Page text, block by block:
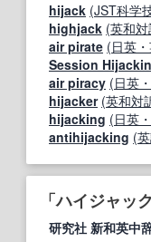
hijack (JST科学
highjack (英和
air pirate (日英
Session
air piracy (日英
hijacker (英和対
hijacking (日英
antihijacking (
「ハイジャッ
研究社 新和英中